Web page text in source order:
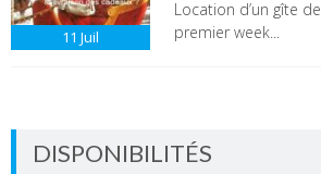
11 Juil
Location d’un gîte
premier week...
DISPONIBILITÉS